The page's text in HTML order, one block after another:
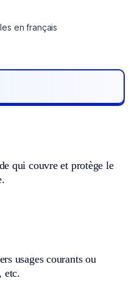
en français
qui couvre et protège le
usages courants ou
etc.